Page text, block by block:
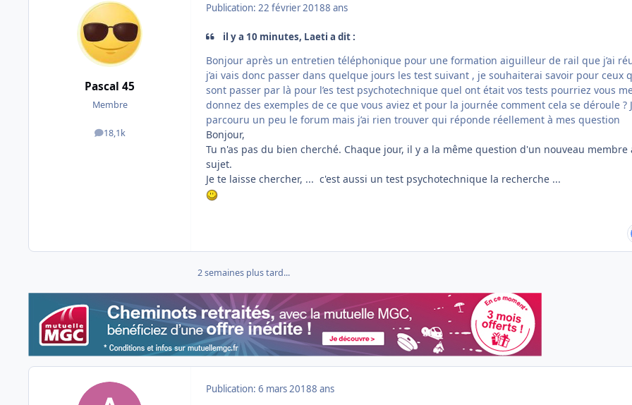
Pascal 45
Membre
18,1k
messages
Publication: 22 février 20188 ans
il y a 10 minutes, Laeti a dit :
Bonjour après un entretien téléphonique pour une formation aiguilleur de rail que j’ai
j’ai vais donc passer dans quelque jours les test suivant , je souhaiterai savoir pour ceux
sont passer par là pour l’es test psychotechnique quel ont était vos tests pourriez vous
donnez des exemples de ce que vous aviez et pour la journée comment cela se déroule ?
parcouru un peu le forum mais j’ai rien trouver qui réponde réellement à mes question
Bonjour,
Tu n'as pas du bien cherché. Chaque jour, il y a la même question d'un nouveau membre
sujet.
Je te laisse chercher, ... c'est aussi un test psychotechnique la recherche ...
2 semaines plus tard...
Publication: 6 mars 20188 ans